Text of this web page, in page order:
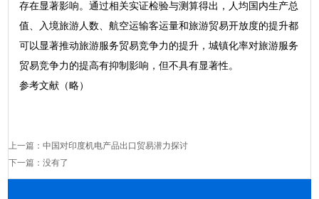
存在显著影响。通过相关实证检验与测算得出，人均国内生产总
值、入境旅游人数、航空运输客运量和旅游贸易开放度的提升都
可以显著推动旅游服务贸易竞争力的提升，城镇化率对旅游服务
贸易竞争力的提高有抑制影响，但不具有显著性。
参考文献（略）
上一篇：中国对印度机电产品出口贸易潜力探讨
下一篇：没有了